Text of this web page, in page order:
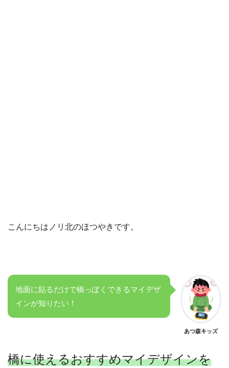
こんにちはノリ北のほつやきです。
地面に貼るだけで橋っぽくできるマイデザ
インが知りたい！
あつ森キッズ
橋に使えるおすすめマイデザインを